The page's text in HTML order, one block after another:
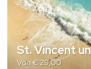
St. Vincent
Von€29,00